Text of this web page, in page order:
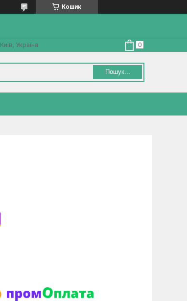
Кошик
Київ, Україна
Пошук...